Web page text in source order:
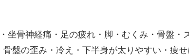
坐骨神経痛・足の疲れ・脚・むくみ・骨盤
盤の歪み・冷え・下半身が太りやすい・痩